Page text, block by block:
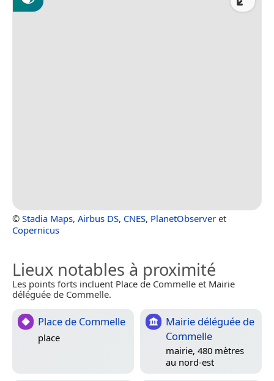
© Stadia Maps, Airbus DS, CNES, PlanetObserver et
Copernicus
Lieux notables à proximité
Les points forts incluent Place de Commelle et Mairie
déléguée de Commelle.
Place de Commelle
place
Mairie déléguée de
Commelle
mairie, 480 mètres
au nord-est